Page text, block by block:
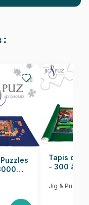
cm
:
Tapis de
- 300 à
Jig & Puz